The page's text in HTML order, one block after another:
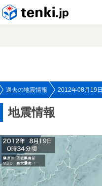
過去の地震情報 2012年08月19日
地震情報